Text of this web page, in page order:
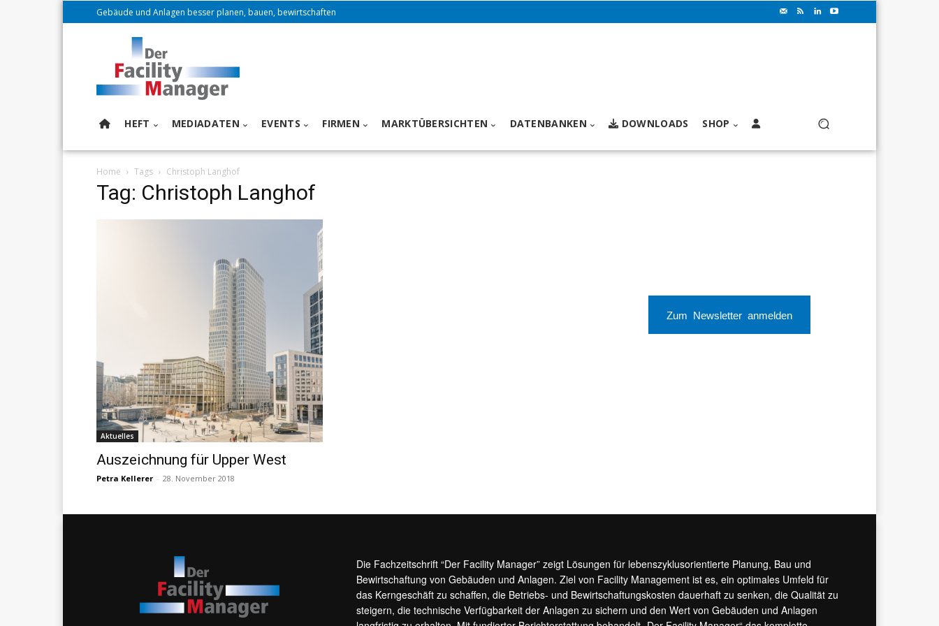
Gebäude und Anlagen besser planen, bauen, bewirtschaften
HEFT MEDIADATEN EVENTS FIRMEN MARKTÜBERSICHTEN DATENBANKEN DOWNLOADS SHOP
Home Tags Christoph Langhof
Tag: Christoph Langhof
Aktuelles
Auszeichnung für Upper West
Petra Kellerer - 28. November 2018
Zum Newsletter anmelden
Die Fachzeitschrift “Der Facility Manager” zeigt Lösungen für lebenszyklusorientierte Planung, Bau und
Bewirtschaftung von Gebäuden und Anlagen. Ziel von Facility Management ist es, ein optimales Umfeld für
das Kerngeschäft zu schaffen, die Betriebs- und Bewirtschaftungskosten dauerhaft zu senken, die Qualität zu
steigern, die technische Verfügbarkeit der Anlagen zu sichern und den Wert von Gebäuden und Anlagen